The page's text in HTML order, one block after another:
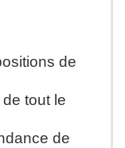
de
tout le
de